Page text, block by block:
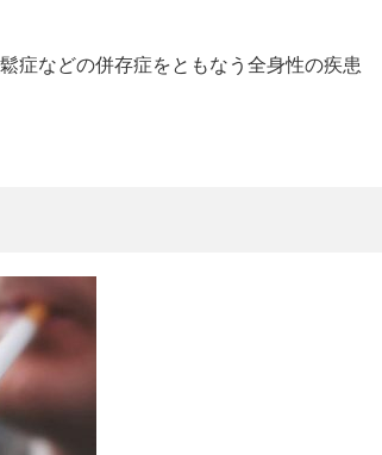
症などの併存症をともなう全身性の疾患